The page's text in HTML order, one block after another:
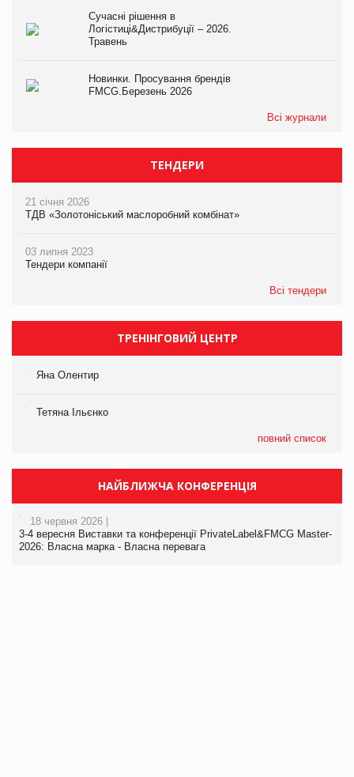
Сучасні рішення в
Логістиці&Дистрибуції – 2026.
Травень
Новинки. Просування брендів
FMCG.Березень 2026
Всі журнали
ТЕНДЕРИ
21 січня 2026
ТДВ «Золотоніський маслоробний комбінат»
03 липня 2023
Тендери компанії
Всі тендери
ТРЕНІНГОВИЙ ЦЕНТР
Яна Олентир
Тетяна Ільєнко
повний список
НАЙБЛИЖЧА КОНФЕРЕНЦІЯ
18 червня 2026 |
3-4 вересня Виставки та конференції PrivateLabel&FMCG Master-
2026: Власна марка - Власна перевага